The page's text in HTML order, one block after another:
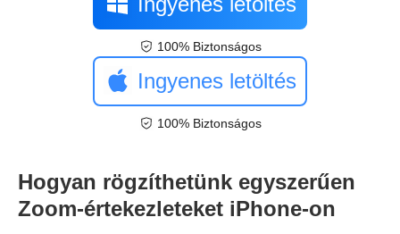
100% Biztonságos
Ingyenes letöltés
100% Biztonságos
Hogyan rögzíthetünk egyszerűen
Zoom-értekezleteket iPhone-on